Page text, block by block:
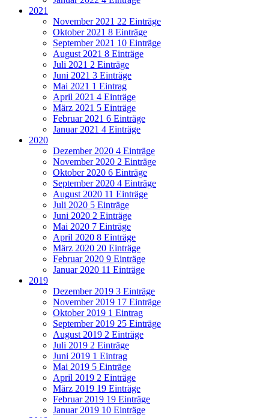
2021
November 2021 22 Einträge
Oktober 2021 8 Einträge
September 2021 10 Einträge
August 2021 8 Einträge
Juli 2021 2 Einträge
Juni 2021 3 Einträge
Mai 2021 1 Eintrag
April 2021 4 Einträge
März 2021 5 Einträge
Februar 2021 6 Einträge
Januar 2021 4 Einträge
2020
Dezember 2020 4 Einträge
November 2020 2 Einträge
Oktober 2020 6 Einträge
September 2020 4 Einträge
August 2020 11 Einträge
Juli 2020 5 Einträge
Juni 2020 2 Einträge
Mai 2020 7 Einträge
April 2020 8 Einträge
März 2020 20 Einträge
Februar 2020 9 Einträge
Januar 2020 11 Einträge
2019
Dezember 2019 3 Einträge
November 2019 17 Einträge
Oktober 2019 1 Eintrag
September 2019 25 Einträge
August 2019 2 Einträge
Juli 2019 2 Einträge
Juni 2019 1 Eintrag
Mai 2019 5 Einträge
April 2019 2 Einträge
März 2019 19 Einträge
Februar 2019 19 Einträge
Januar 2019 10 Einträge